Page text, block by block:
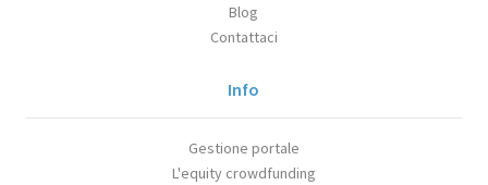
Blog
Contattaci
Info
Gestione portale
L'equity crowdfunding